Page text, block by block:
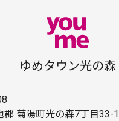
ゆめタウン光の森
郡 菊陽町光の森7丁目33-1